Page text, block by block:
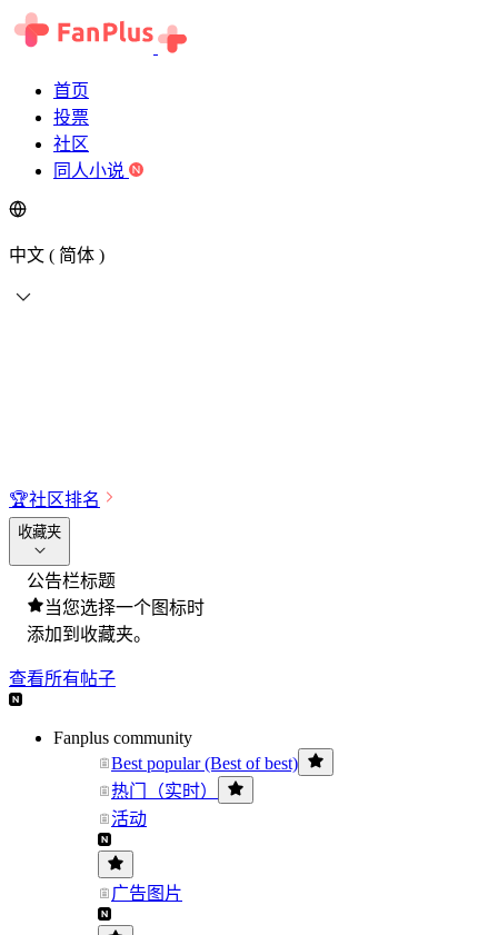
首页
投票
社区
同人小说
中文 ( 简体 )
🏆社区排名
收藏夹
公告栏标题
当您选择一个图标时
添加到收藏夹。
查看所有帖子
Fanplus community
Best popular (Best of best)
热门（实时）
活动
广告图片